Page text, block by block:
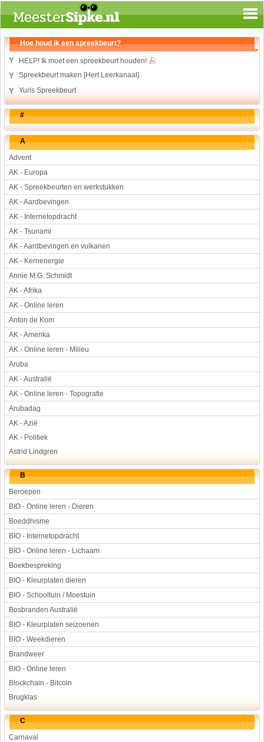
Spelen en leren
Aardrijkskunde
Biologie
Engels
Geloof
Internetopdrachten
Kinder-/Jeugdboeken
Kunst en Cultuur
Muziek
Rekenen
Sport
Taal en lezen
Techniek
Verkeer
Werkstuk en spreekbeurt
Aarde en heelal
Beroep, hobby, sport
Dieren
Geloven en vieren
Hulp aan mensen
Kunst en muziek
Landbouw, veeteelt, visserij
Landen en volken
Lichaam en gezondheid
Natuur en milieu
Personen
Verkeer en vervoer
Wetenschap en techniek
Hoe houd ik een spreekbeurt?
HELP! Ik moet een spreekbeurt houden!
Spreekbeurt maken [Hert Leerkanaal]
Yurls Spreekbeurt
#
A
Advent
AK - Europa
AK - Spreekbeurten en werkstukken
AK - Aardbevingen
AK - Internetopdracht
AK - Tsunami
AK - Aardbevingen en vulkanen
AK - Kernenergie
Annie M.G. Schmidt
AK - Afrika
AK - Online leren
Anton de Kom
AK - Amerika
AK - Online leren - Milieu
Aruba
AK - Australië
AK - Online leren - Topografie
Arubadag
AK - Azië
AK - Politiek
Astrid Lindgren
B
Beroepen
BIO - Online leren - Dieren
Boeddhisme
BIO - Internetopdracht
BIO - Online leren - Lichaam
Boekbespreking
BIO - Kleurplaten dieren
BIO - Schooltuin / Moestuin
Bosbranden Australië
BIO - Kleurplaten seizoenen
BIO - Weekdieren
Brandweer
BIO - Online leren
Blockchain - Bitcoin
Brugklas
C
Carnaval